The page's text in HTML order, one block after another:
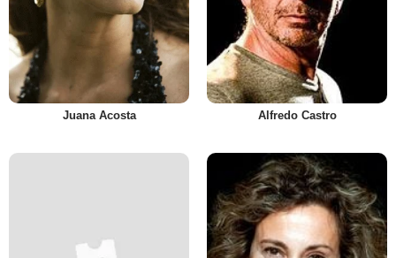
Juana Acosta Alfredo Castro